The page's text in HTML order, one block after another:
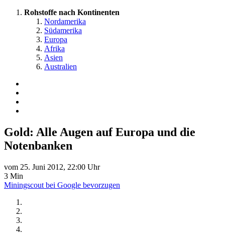
Rohstoffe nach Kontinenten
Nordamerika
Südamerika
Europa
Afrika
Asien
Australien
Gold: Alle Augen auf Europa und die
Notenbanken
vom 25. Juni 2012, 22:00 Uhr
3 Min
Miningscout bei Google bevorzugen